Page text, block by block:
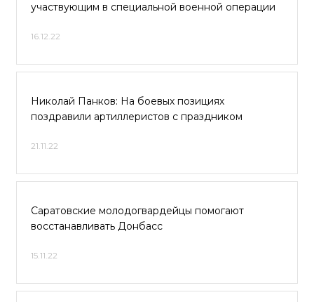
участвующим в специальной военной операции
16.12.22
Николай Панков: На боевых позициях
поздравили артиллеристов с праздником
21.11.22
Саратовские молодогвардейцы помогают
восстанавливать Донбасс
15.11.22